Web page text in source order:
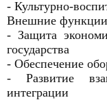
- Культурно-
Внешние
- Защита
государства
- Обеспечение
- Развитие
интеграции